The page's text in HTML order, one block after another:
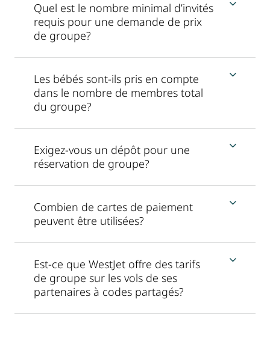
Quel est le nombre minimal d’invités
requis pour une demande de prix
de groupe?
Les bébés sont-ils pris en compte
dans le nombre de membres total
du groupe?
Exigez-vous un dépôt pour une
réservation de groupe?
Combien de cartes de paiement
peuvent être utilisées?
Est-ce que WestJet offre des tarifs
de groupe sur les vols de ses
partenaires à codes partagés?